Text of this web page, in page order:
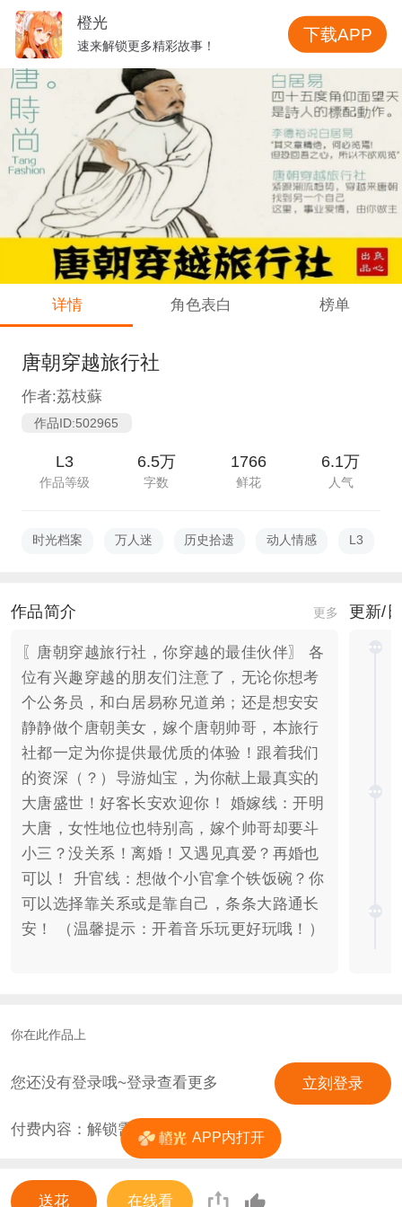
详情 角色表白 榜单
唐朝穿越旅行社
作者:荔枝蘇
作品ID:502965
L3
作品等级
6.5万
字数
1766
鲜花
6.1万
人气
时光档案 万人迷 历史拾遗 动人情感 L3
作品简介 更多
〖唐朝穿越旅行社，你穿越的最佳伙伴〗 各
位有兴趣穿越的朋友们注意了，无论你想考
个公务员，和白居易称兄道弟；还是想安安
静静做个唐朝美女，嫁个唐朝帅哥，本旅行
社都一定为你提供最优质的体验！跟着我们
的资深（？）导游灿宝，为你献上最真实的
大唐盛世！好客长安欢迎你！ 婚嫁线：开明
大唐，女性地位也特别高，嫁个帅哥却要斗
小三？没关系！离婚！又遇见真爱？再婚也
可以！ 升官线：想做个小官拿个铁饭碗？你
可以选择靠关系或是靠自己，条条大路通长
安！ （温馨提示：开着音乐玩更好玩哦！）
看评论时发现是广告的失望心情吗，所以广
册【古风搞笑】
https://www.66rpg.com/game/462056
历史资料更正： 唐朝官员的服饰是三品以上
官员用紫色，五品以绯色，六品、七品为绿
更新/
你在此作品上
您还没有登录哦~登录查看更多 立刻登录
付费内容：解锁需 2花
送花 在线看
橙光
速来解锁更多精彩故事！
下载APP
APP内打开